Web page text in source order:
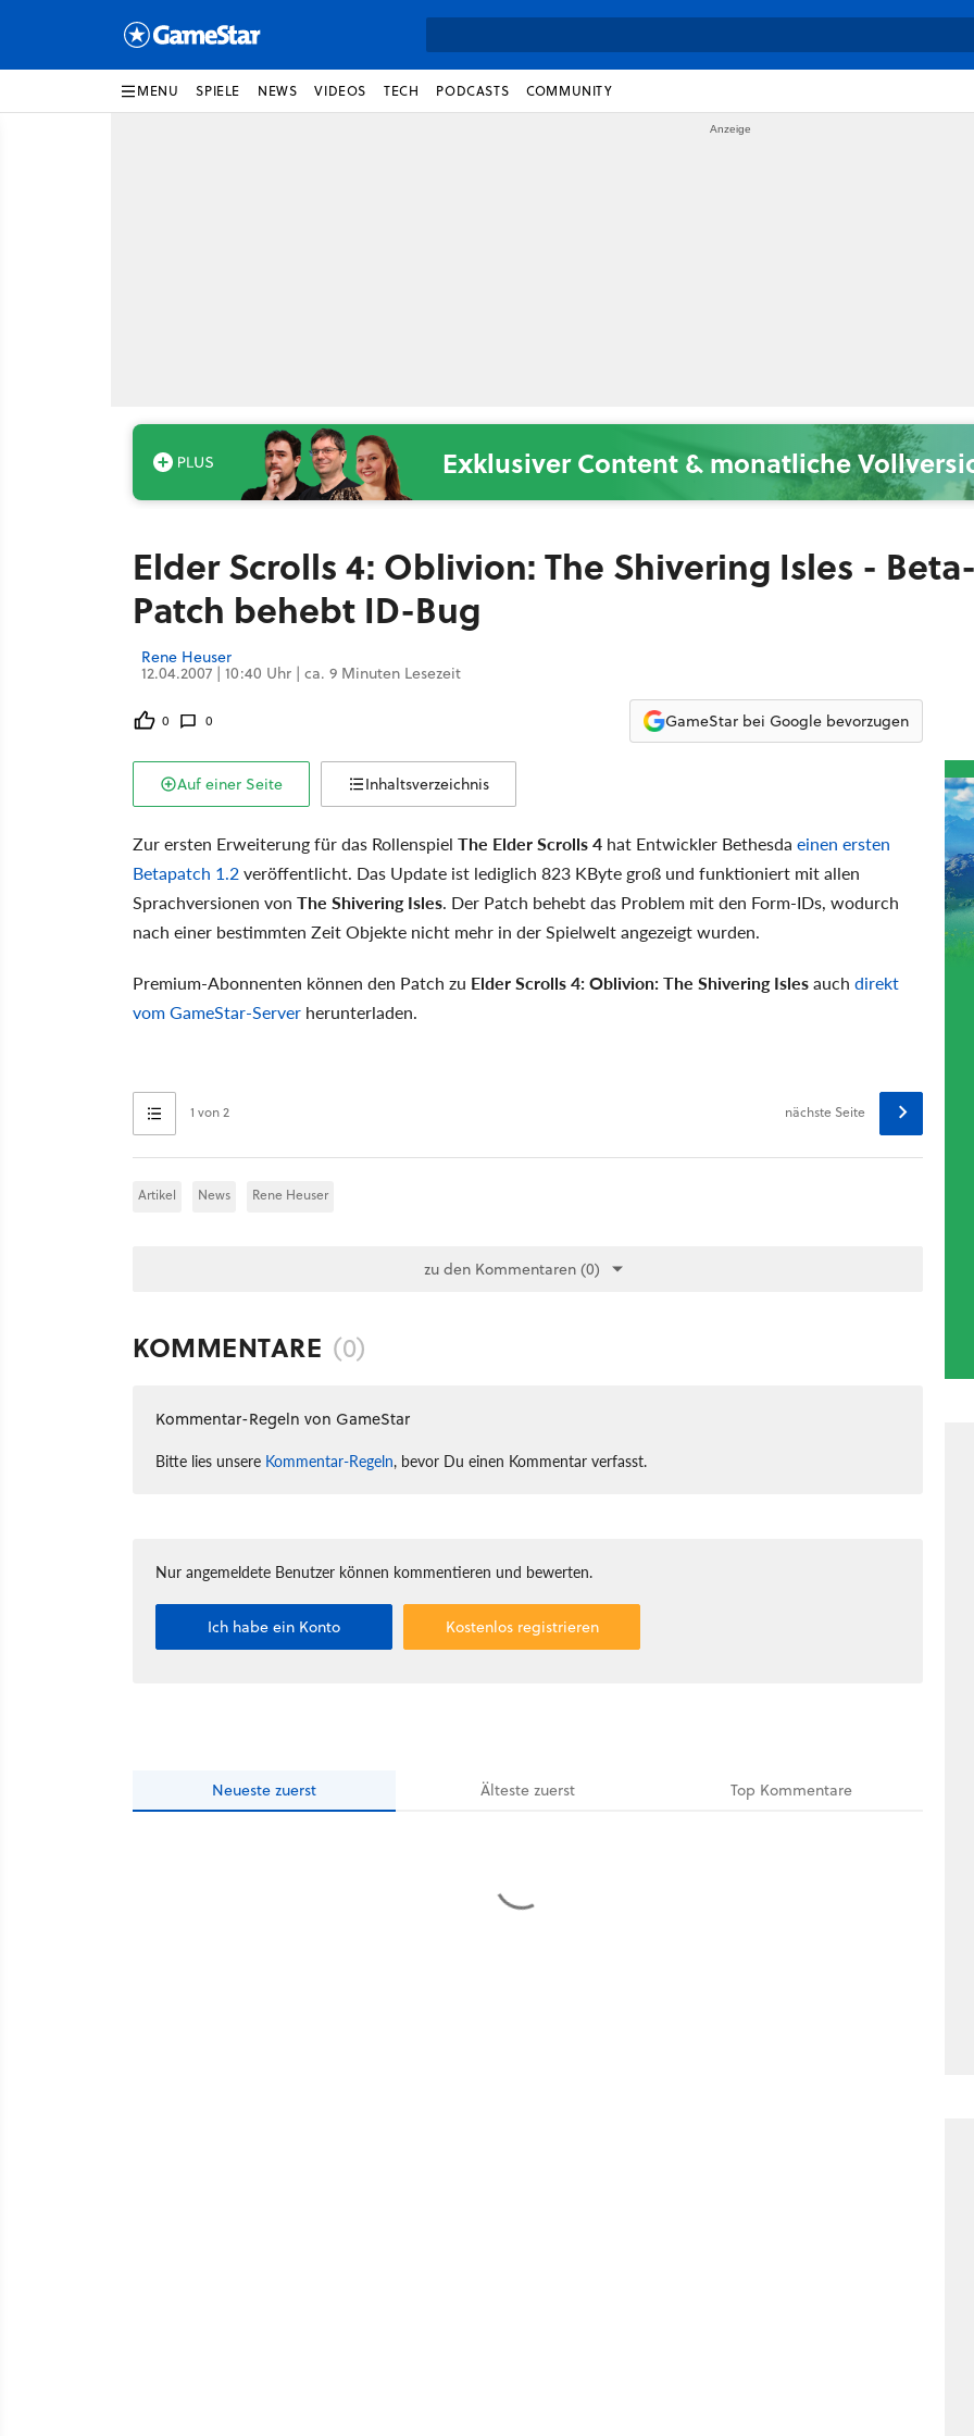
MENU SPIELE NEWS VIDEOS TECH PODCASTS COMMUNITY
Exklusiver Content & monatliche
Elder Scrolls 4: Oblivion: The Shivering Isles -
Patch behebt ID-Bug
Rene Heuser
12.04.2007 | 10:40 Uhr | ca. 9 Minuten Lesezeit
0 0 GameStar bei Google bevorzugen
Auf einer Seite Inhaltsverzeichnis
Zur ersten Erweiterung für das Rollenspiel The Elder Scrolls 4 hat Entwickler Bethesda einen ersten
Betapatch 1.2veröffentlicht. Das Update ist lediglich 823 KByte groß und funktioniert mit allen
Sprachversionen von The Shivering Isles. Der Patch behebt das Problem mit den Form-IDs, wodurch
nach einer bestimmten Zeit Objekte nicht mehr in der Spielwelt angezeigt wurden.
Premium-Abonnenten können den Patch zu Elder Scrolls 4: Oblivion: The Shivering Islesauch direkt
vom GameStar-Server herunterladen.
1 von 2 nächste Seite
Artikel News Rene Heuser
zu den Kommentaren (0)
KOMMENTARE (0)
Kommentar-Regeln von GameStar
Bitte lies unsere Kommentar-Regeln, bevor Du einen Kommentar verfasst.
Nur angemeldete Benutzer können kommentieren und bewerten.
Ich habe ein Konto Kostenlos registrieren
Neueste zuerst Ältestezuerst Top Kommentare